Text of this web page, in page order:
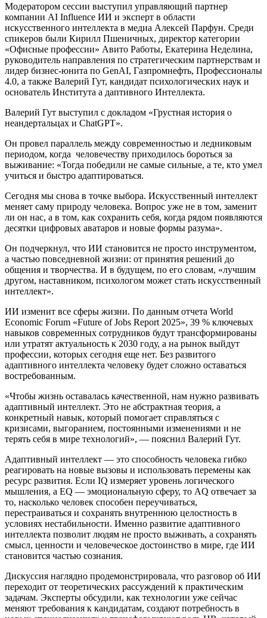
Модератором сессии выступил управляющий партнер
компании AI Influence ИИ и эксперт в области
искусственного интеллекта в медиа Алексей Парфун. Среди
спикеров были Кирилл Пшеничных, директор категории
«Офисные профессии» Авито Работы, Екатерина Неделина,
руководитель направления по стратегическим партнерствам и
лидер бизнес-юнита по GenAI, Газпромнефть, Профессионалы
4.0, а также Валерий Гут, кандидат психологических наук и
основатель Института а даптивного Интеллекта.
Валерий Гут выступил с докладом «Грустная история о
неандертальцах и ChatGPT».
Он провел параллель между современностью и ледниковым
периодом, когда человечеству приходилось бороться за
выживание: «Тогда победили не самые сильные, а те, кто умел
учиться и быстро адаптироваться.
Сегодня мы снова в точке выбора. Искусственный интеллект
меняет саму природу человека. Вопрос уже не в том, заменит
ли он нас, а в том, как сохранить себя, когда рядом появляются
десятки цифровых аватаров и новые формы разума».
Он подчеркнул, что ИИ становится не просто инструментом,
а частью повседневной жизни: от принятия решений до
общения и творчества. И в будущем, по его словам, «лучшим
другом, наставником, психологом может стать искусственный
интеллект».
ИИ изменит все сферы жизни. По данным отчета World
Economic Forum «Future of Jobs Report 2025», 39 % ключевых
навыков современных сотрудников будут трансформированы
или утратят актуальность к 2030 году, а на рынок выйдут
профессии, которых сегодня еще нет. Без развитого
адаптивного интеллекта человеку будет сложно оставаться
востребованным.
«Чтобы жизнь оставалась качественной, нам нужно развивать
адаптивный интеллект. Это не абстрактная теория, а
конкретный навык, который помогает справляться с
кризисами, выгоранием, постоянными изменениями и не
терять себя в мире технологий», — пояснил Валерий Гут.
Адаптивный интеллект — это способность человека гибко
реагировать на новые вызовы и использовать перемены как
ресурс развития. Если IQ измеряет уровень логического
мышления, а EQ — эмоциональную сферу, то AQ отвечает за
то, насколько человек способен переучиваться,
перестраиваться и сохранять внутреннюю целостность в
условиях нестабильности. Именно развитие адаптивного
интеллекта позволит людям не просто выживать, а сохранять
смысл, ценности и человеческое достоинство в мире, где ИИ
становится частью сознания.
Дискуссия наглядно продемонстрировала, что разговор об ИИ
переходит от теоретических рассуждений к практическим
задачам. Эксперты обсудили, как технологии уже сейчас
меняют требования к кандидатам, создают потребность в